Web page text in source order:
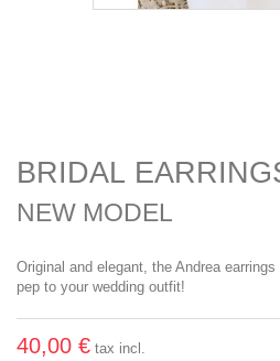
BRIDAL
NEW MODEL
Original and elegant, the Andrea
pep to your wedding outfit!
40,00 € tax incl.